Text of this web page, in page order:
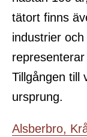
tätort finns
industrier
Tillgången till
ursprung.
Alsberbro,